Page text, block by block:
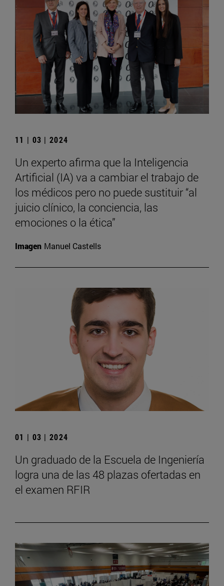
11 | 03 | 2024
Un experto afirma que la Inteligencia
Artificial (IA) va a cambiar el trabajo de
los médicos pero no puede sustituir “al
juicio clínico, la conciencia, las
emociones o la ética”
Imagen Manuel Castells
01 | 03 | 2024
Un graduado de la Escuela de Ingeniería
logra una de las 48 plazas ofertadas en
el examen RFIR